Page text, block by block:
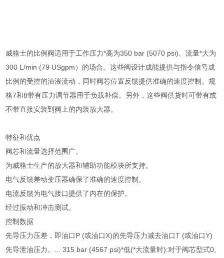
威格士的比例阀适用于工作压力*高为350 bar (5070 psi)、流量*大为
300 L/min (79 USgpm）的场合。这些阀设计成能提供与指令信号成
比例的受控的油液流动，同时阀芯位置反馈提供准确的速度控制。规
格7和8带有压力调节器用于负载补偿。另外，这些阀供货时可带有或
不带直接安装到阀上的内装放大器。
特征和优点
阀芯和流量选择范围广。
为威格士生产的放大器和辅助功能模块所支持。
电气反馈差动变压器确保了准确的速度控制。
电流反馈为电气接口提供了内在的保护。
经过振动和冲击测试。
控制数据
先导压力压差，即油口P (或油口X)的先导压力减去油口T (或油口Y)
先导泄油压力。... 315 bar (4567 psi)*低(*大流量时):对于阀芯型式0,